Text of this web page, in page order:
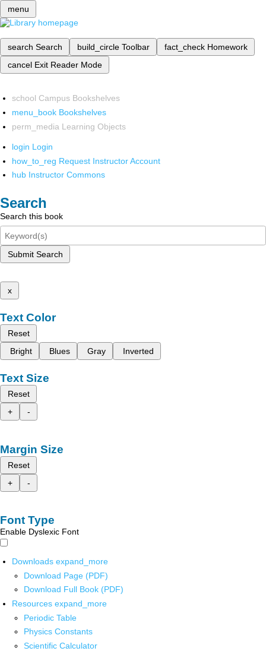
menu
search Search build_circle Toolbar fact_check Homework
cancel Exit Reader Mode
school Campus Bookshelves
menu_book Bookshelves
perm_media Learning Objects
login Login
how_to_reg Request Instructor Account
hub Instructor Commons
Search
Search this book
Submit Search
x
Text Color
Reset
Bright
Blues Gray Inverted
Text Size
Reset
+
-
Margin Size
Reset
+
-
Font Type
Enable Dyslexic Font
Downloads expand_more
Download Page (PDF)
Download Full Book (PDF)
Resources expand_more
Periodic Table
Physics Constants
Scientific Calculator